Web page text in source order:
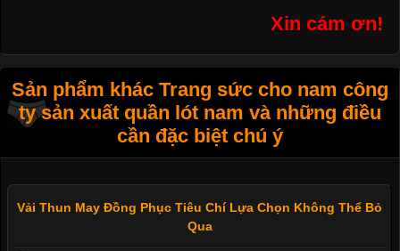
Xin cám ơn!
Sản phẩm khác Trang sức cho nam công
ty sản xuất quần lót nam và những điều
cần đặc biệt chú ý
Vải Thun May Đồng Phục Tiêu Chí Lựa Chọn Không Thể Bỏ
Qua